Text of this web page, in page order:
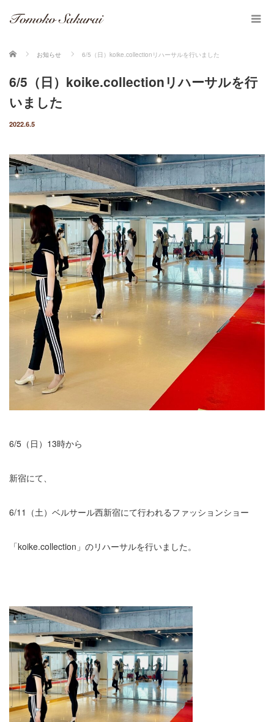
ホーム お知らせ 6/5（日）koike.collectionリハーサルを行いました
6/5（日）koike.collectionリハーサルを行
いました
2022.6.5
6/5（日）13時から
新宿にて、
6/11（土）ベルサール西新宿にて行われるファッションショー
「koike.collection」のリハーサルを行いました。